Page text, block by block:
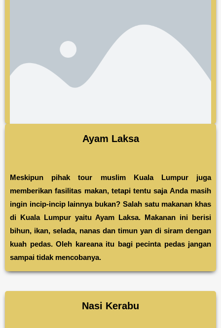
Ayam Laksa
Meskipun pihak tour muslim Kuala Lumpur juga
memberikan fasilitas makan, tetapi tentu saja Anda masih
ingin incip-incip lainnya bukan? Salah satu makanan khas
di Kuala Lumpur yaitu Ayam Laksa. Makanan ini berisi
bihun, ikan, selada, nanas dan timun yan di siram dengan
kuah pedas. Oleh kareana itu bagi pecinta pedas jangan
sampai tidak mencobanya.
Nasi Kerabu